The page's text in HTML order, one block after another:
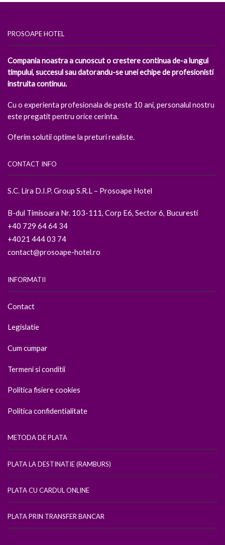
PROSOAPE HOTEL
Compania noastra a cunoscut o crestere continua de-a lungul
timpului, succesul sau datorandu-se unei echipe de profesionisti
instruita continuu.
Cu o experienta profesionala de peste 10 ani, personalul nostru
este pregatit pentru orice cerinta.
Oferim solutii optime la preturi realiste.
CONTACT INFO
S.C. Lira D.I.P. Group S.R.L – Prosoape Hotel
B-dul Timisoara Nr. 103-111, Corp E6, Sector 6, Bucuresti
+40 729 64 64 34
+4021 444 03 74
contact@prosoape-hotel.ro
INFORMATII
Contact
Legislatie
Cum cumpar
Termeni si conditii
Politica fisiere cookies
Politica confidentialitate
METODA DE PLATA
PLATA LA DESTINATIE (RAMBURS)
PLATA CU CARDUL ONLINE
PLATA PRIN TRANSFER BANCAR